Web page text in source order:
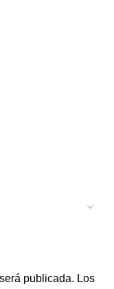
publicada. Los